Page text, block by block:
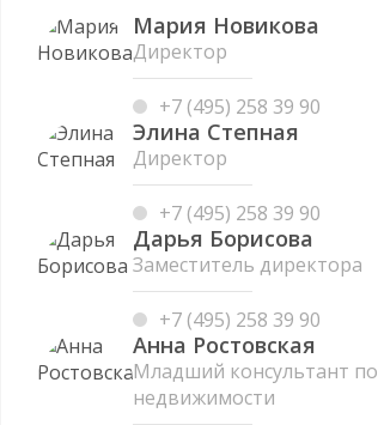
Мария Новикова
Директор
+7 (495) 258 39 90
Элина Степная
Директор
+7 (495) 258 39 90
Дарья Борисова
Заместитель директора
+7 (495) 258 39 90
Анна Ростовская
Младший консультант по
недвижимости